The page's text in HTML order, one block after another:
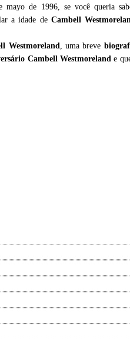
de 1996, se você queria
a idade de Cambell
Westmoreland, uma breve
Cambell Westmoreland e